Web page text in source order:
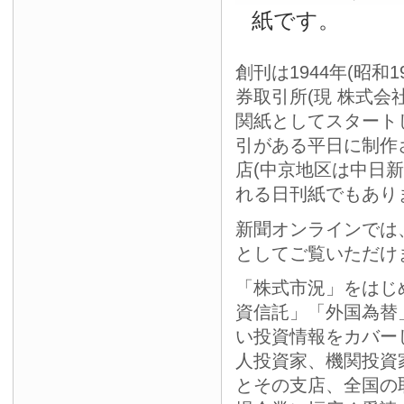
紙です。
創刊は1944年(昭和
券取引所(現 株式会
関紙としてスター
引がある平日に制
店(中京地区は中日
れる日刊紙でもあり
新聞オンラインで
としてご覧いただけ
「株式市況」をは
資信託」「外国為
い投資情報をカバ
人投資家、機関投
とその支店、全国